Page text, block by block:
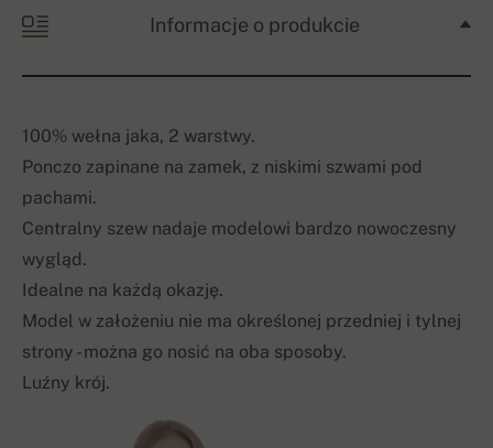
Informacje o produkcie
100% wełna jaka, 2 warstwy.
Ponczo zapinane na zamek, z niskimi szwami pod
pachami.
Centralny szew nadaje modelowi bardzo nowoczesny
wygląd.
Idealne na każdą okazję.
Model w założeniu nie ma określonej przedniej i tylnej
strony - można go nosić na oba sposoby.
Luźny krój.